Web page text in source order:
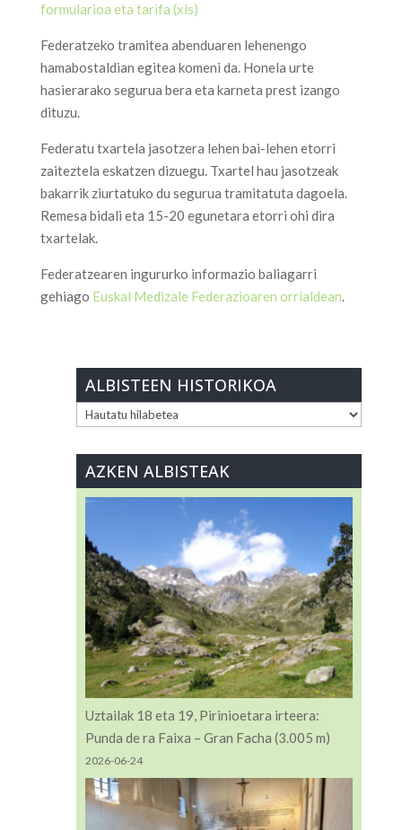
formularioa eta tarifa (xls)
Federatzeko tramitea abenduaren lehenengo
hamabostaldian egitea komeni da. Honela urte
hasierarako segurua bera eta karneta prest izango
dituzu.
Federatu txartela jasotzera lehen bai-lehen etorri
zaiteztela eskatzen dizuegu. Txartel hau jasotzeak
bakarrik ziurtatuko du segurua tramitatuta dagoela.
Remesa bidali eta 15-20 egunetara etorri ohi dira
txartelak.
Federatzearen ingururko informazio baliagarri
gehiago Euskal Medizale Federazioaren orrialdean.
ALBISTEEN HISTORIKOA
ALBISTEEN
AZKEN ALBISTEAK
Uztailak 18 eta 19, Pirinioetara irteera:
Punda de ra Faixa – Gran Facha (3.005 m)
2026-06-24